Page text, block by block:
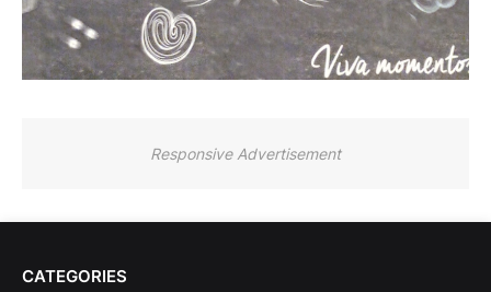
Responsive Advertisement
CATEGORIES